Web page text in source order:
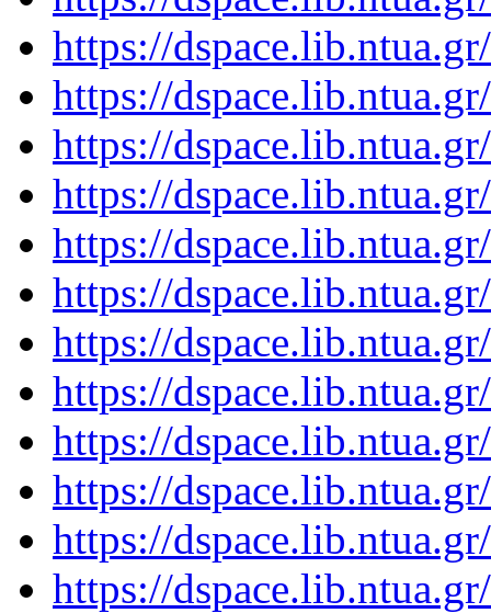
https://
https://
https://
https://
https://
https://
https://
https://
https://
https://
https://
https://